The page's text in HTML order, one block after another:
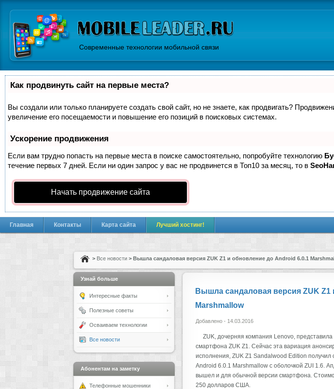
Современные технологии мобильной связи
Как продвинуть сайт на первые места?
Вы создали или только планируете создать свой сайт, но не знаете, как продвигать?
увеличение его посещаемости и повышение его позиций в поисковых системах.
Ускорение продвижения
Если вам трудно попасть на первые места в поиске самостоятельно, попробуйте технологию
течение первых 7 дней. Если ни один запрос у вас не продвинется в Топ10 за месяц, то в
Начать продвижение сайта
Главная Контакты Карта сайта Лучший хостинг!
> Все новости > Вышла сандаловая версия ZUK Z1 и обновление до Android 6.0.1
Вышла сандаловая версия ZUK
Marshmallow
Добавлено - 14.03.2016
ZUK, дочерняя компания Lenovo,
смартфона ZUK Z1. Сейчас эта вариация
исполнения, ZUK Z1 Sandalwood Edition
Android 6.0.1 Marshmallow с оболочкой ZUI 1.6.
вышел и для обычной версии смартфона.
250 долларов США.
Узнай больше
Интересные факты
Полезные советы
Осваиваем технологии
Все новости
Абонентам на заметку
Телефонные мошенники